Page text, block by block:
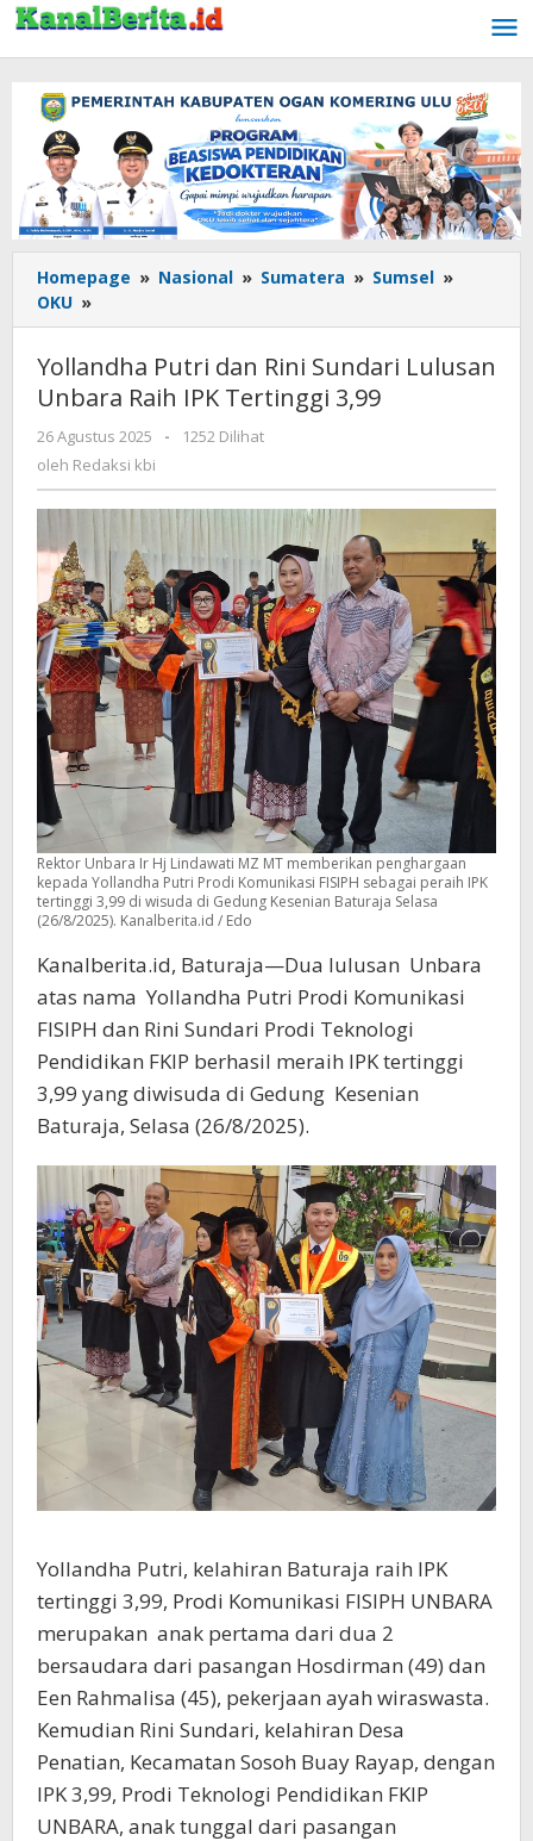
Lewati
ke
konten
Homepage » Nasional » Sumatera » Sumsel »
OKU »
Putri
Rini
Sundari
Lulusan
Raih
3,99
Yollandha Putri dan Rini Sundari Lulusan
Unbara Raih IPK Tertinggi 3,99
26 Agustus 2025
oleh
-
1252 Dilihat
oleh Redaksi kbi
Rektor Unbara Ir Hj Lindawati MZ MT memberikan penghargaan
kepada Yollandha Putri Prodi Komunikasi FISIPH sebagai peraih IPK
tertinggi 3,99 di wisuda di Gedung Kesenian Baturaja Selasa
(26/8/2025). Kanalberita.id / Edo
Kanalberita.id, Baturaja—Dua lulusan Unbara
atas nama Yollandha Putri Prodi Komunikasi
FISIPH dan Rini Sundari Prodi Teknologi
Pendidikan FKIP berhasil meraih IPK tertinggi
3,99 yang diwisuda di Gedung Kesenian
Baturaja, Selasa (26/8/2025).
Yollandha Putri, kelahiran Baturaja raih IPK
tertinggi 3,99, Prodi Komunikasi FISIPH UNBARA
merupakan anak pertama dari dua 2
bersaudara dari pasangan Hosdirman (49) dan
Een Rahmalisa (45), pekerjaan ayah wiraswasta.
Kemudian Rini Sundari, kelahiran Desa
Penatian, Kecamatan Sosoh Buay Rayap, dengan
IPK 3,99, Prodi Teknologi Pendidikan FKIP
UNBARA, anak tunggal dari pasangan